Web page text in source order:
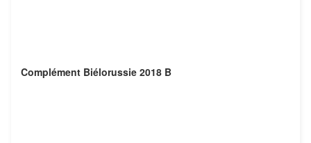
Complément Biélorussie 2018 B